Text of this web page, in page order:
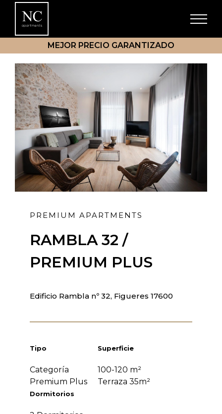
MEJOR PRECIO GARANTIZADO
PREMIUM APARTMENTS
RAMBLA 32 /
PREMIUM PLUS
Edificio Rambla nº 32, Figueres 17600
Tipo
Categoría
Premium Plus
Superficie
100-120 m²
Terraza 35m²
Dormitorios